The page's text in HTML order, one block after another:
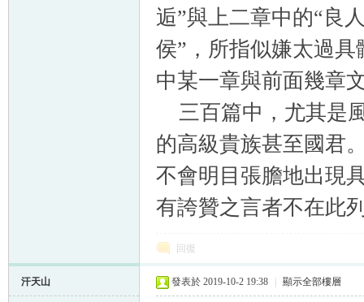
逅”與上二章中的“良
侯”，所指似嫌太過
中某一章與前面幾章
三百篇中，尤其是
的高級貴族甚至國君
不會明目張膽地出現
有誇贊之言者不在此
回復
汗天山 發表於 2019-10-2 19:38 顯示全部樓層